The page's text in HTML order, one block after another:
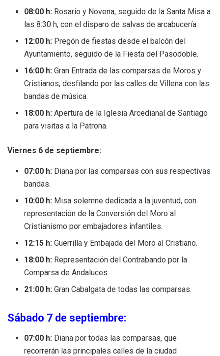
08:00 h: Rosario y Novena, seguido de la Santa Misa a
las 8:30 h, con el disparo de salvas de arcabucería.
12:00 h: Pregón de fiestas desde el balcón del
Ayuntamiento, seguido de la Fiesta del Pasodoble.
16:00 h: Gran Entrada de las comparsas de Moros y
Cristianos, desfilando por las calles de Villena con las
bandas de música.
18:00 h: Apertura de la Iglesia Arcedianal de Santiago
para visitas a la Patrona.
Viernes 6 de septiembre:
07:00 h: Diana por las comparsas con sus respectivas
bandas.
10:00 h: Misa solemne dedicada a la juventud, con
representación de la Conversión del Moro al
Cristianismo por embajadores infantiles.
12:15 h: Guerrilla y Embajada del Moro al Cristiano.
18:00 h: Representación del Contrabando por la
Comparsa de Andaluces.
21:00 h: Gran Cabalgata de todas las comparsas.
Sábado 7 de septiembre:
07:00 h: Diana por todas las comparsas, que
recorrerán las principales calles de la ciudad